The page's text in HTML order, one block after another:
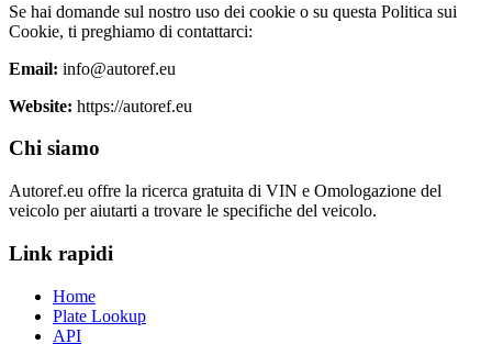
Se hai domande sul nostro uso dei cookie o su questa Politica sui
Cookie, ti preghiamo di contattarci:
Email: info@autoref.eu
Website: https://autoref.eu
Chi siamo
Autoref.eu offre la ricerca gratuita di VIN e Omologazione del
veicolo per aiutarti a trovare le specifiche del veicolo.
Link rapidi
Home
Plate Lookup
API